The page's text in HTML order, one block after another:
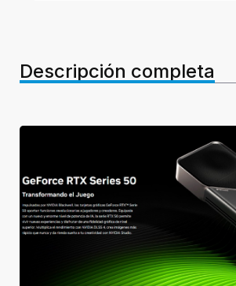
Descripción completa